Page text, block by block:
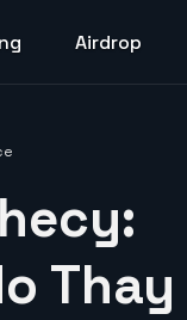
Airdrop
Thay